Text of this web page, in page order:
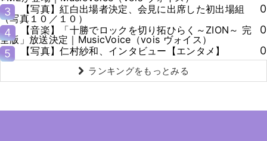
3
【写真】紅白出場者決定、会見に出席した初出場組
（写真１０／１０）
0
4
【音楽】「十勝でロックを切り拓ひらく～ZION～ 完
全版」放送決定｜MusicVoice（vois ヴォイス）
0
5
【写真】仁村紗和、インタビュー【エンタメ】 0
ランキングをもっとみる